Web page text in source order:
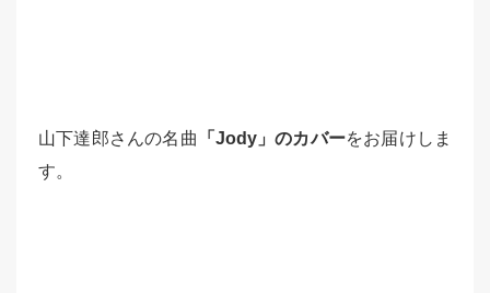
山下達郎さんの名曲 「Jody」のカバーをお届けしま
す。